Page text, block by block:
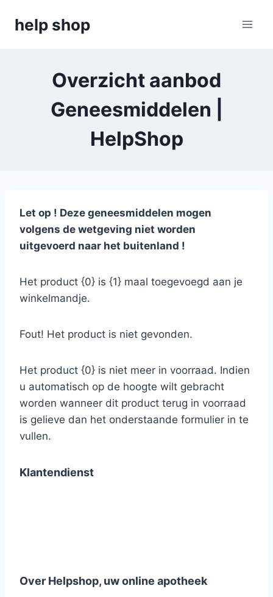
naarhelp shop
Overzicht aanbod
Geneesmiddelen |
HelpShop
Let op ! Deze geneesmiddelen mogen
volgens de wetgeving niet worden
uitgevoerd naar het buitenland !
Het product {0} is {1} maal toegevoegd aan je
winkelmandje.
Fout! Het product is niet gevonden.
Het product {0} is niet meer in voorraad. Indien
u automatisch op de hoogte wilt gebracht
worden wanneer dit product terug in voorraad
is gelieve dan het onderstaande formulier in te
vullen.
Klantendienst
Over Helpshop, uw online apotheek